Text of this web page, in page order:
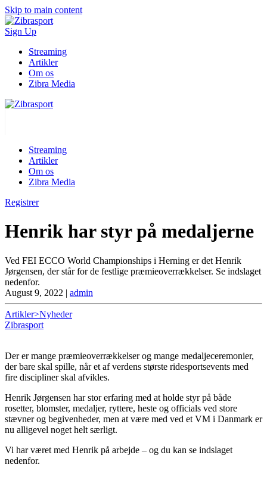
Skip to main content
Sign Up
Streaming
Artikler
Om os
Zibra Media
Streaming
Artikler
Om os
Zibra Media
Registrer
Henrik har styr på medaljerne
Ved FEI ECCO World Championships i Herning er det Henrik
Jørgensen, der står for de festlige præmieoverrækkelser. Se indslaget
nedenfor.
August 9, 2022 | admin
Artikler>Nyheder
Zibrasport
Der er mange præmieoverrækkelser og mange medaljeceremonier,
der bare skal spille, når et af verdens største ridesportsevents med
fire discipliner skal afvikles.
Henrik Jørgensen har stor erfaring med at holde styr på både
rosetter, blomster, medaljer, ryttere, heste og officials ved store
stævner og begivenheder, men at være med ved et VM i Danmark er
nu alligevel noget helt særligt.
Vi har været med Henrik på arbejde – og du kan se indslaget
nedenfor.